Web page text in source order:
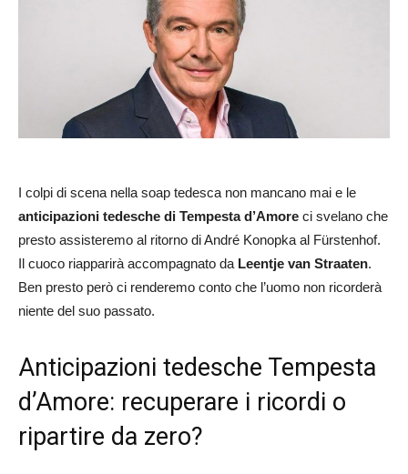
I colpi di scena nella soap tedesca non mancano mai e le
anticipazioni tedesche di Tempesta d’Amore ci svelano che
presto assisteremo al ritorno di André Konopka al Fürstenhof.
Il cuoco riapparirà accompagnato da Leentje van Straaten.
Ben presto però ci renderemo conto che l’uomo non ricorderà
niente del suo passato.
Anticipazioni tedesche Tempesta
d’Amore: recuperare i ricordi o
ripartire da zero?